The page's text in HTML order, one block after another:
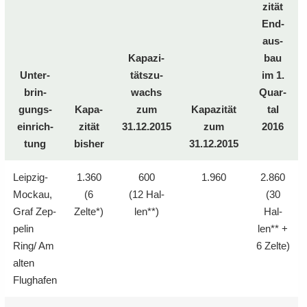
Un­ter­
brin­
gungs­
ein­rich­
tung
Ka­pa­
zi­tät
bis­her
Ka­pa­zi­
täts­zu­
wachs
zum
31.12.2015
Ka­pa­zi­tät
zum
31.12.2015
zi­tät
End­
aus­
bau
im 1.
Quar­
tal
2016
Leipzig-​
Mockau,
Graf Zep­
pe­lin
Ring/ Am
alten
Flug­ha­fen
1.360
(6
Zelte*)
600
(12 Hal­
len**)
1.960
2.860
(30
Hal­
len** +
6 Zelte)